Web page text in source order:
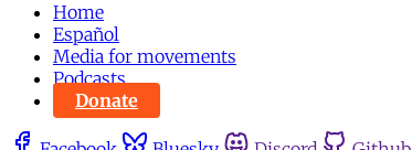
Home
Español
Media for movements
Podcasts
Donate